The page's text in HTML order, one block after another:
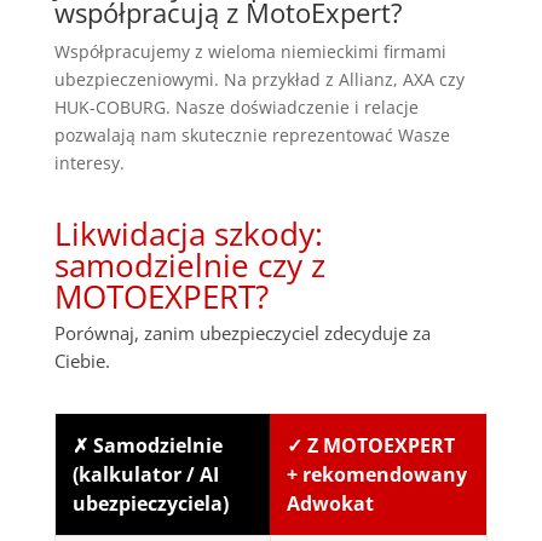
współpracują z MotoExpert?
Współpracujemy z wieloma niemieckimi firmami
ubezpieczeniowymi. Na przykład z Allianz, AXA czy
HUK-COBURG. Nasze doświadczenie i relacje
pozwalają nam skutecznie reprezentować Wasze
interesy.
Likwidacja szkody:
samodzielnie czy z
MOTOEXPERT?
Porównaj, zanim ubezpieczyciel zdecyduje za
Ciebie.
✗ Samodzielnie
(kalkulator / AI
ubezpieczyciela)
✓ Z MOTOEXPERT
+ rekomendowany
Adwokat